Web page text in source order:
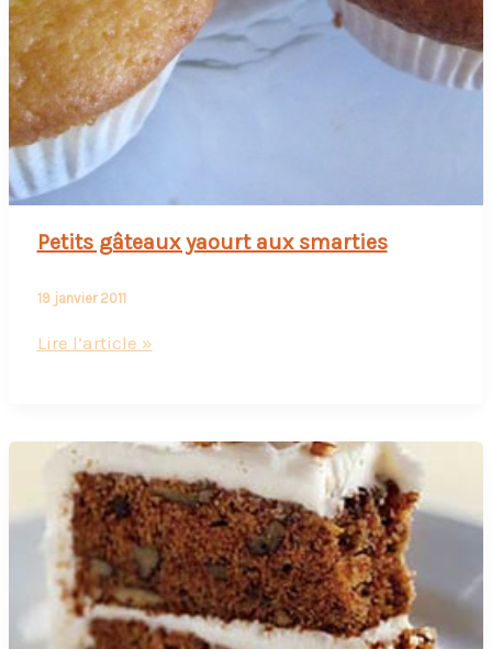
Petits gâteaux yaourt aux smarties
19 janvier 2011
Petits
smarties
Lire l’article »